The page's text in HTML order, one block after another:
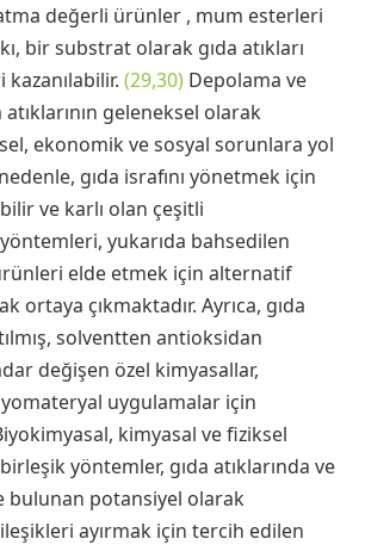
değerli ürünler , mum esterleri
bir substrat olarak gıda atıkları
(29,30) Depolama ve
geleneksel olarak
ekonomik ve sosyal sorunlara yol
gıda israfını yönetmek için
ve karlı olan çeşitli
yukarıda bahsedilen
elde etmek için alternatif
ortaya çıkmaktadır. Ayrıca, gıda
solventten antioksidan
değişen özel kimyasallar,
uygulamalar için
kimyasal ve fiziksel
yöntemler, gıda atıklarında ve
bulunan potansiyel olarak
ayırmak için tercih edilen